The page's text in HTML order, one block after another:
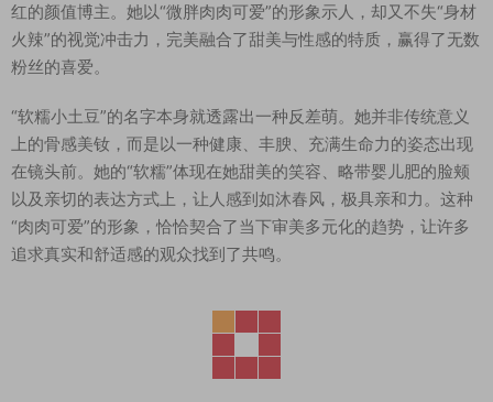
红的颜值博主。她以“微胖肉肉可爱”的形象示人，却又不失“身材
火辣”的视觉冲击力，完美融合了甜美与性感的特质，赢得了无数
粉丝的喜爱。
“软糯小土豆”的名字本身就透露出一种反差萌。她并非传统意义
上的骨感美钕，而是以一种健康、丰腴、充满生命力的姿态出现
在镜头前。她的“软糯”体现在她甜美的笑容、略带婴儿肥的脸颊
以及亲切的表达方式上，让人感到如沐春风，极具亲和力。这种
“肉肉可爱”的形象，恰恰契合了当下审美多元化的趋势，让许多
追求真实和舒适感的观众找到了共鸣。